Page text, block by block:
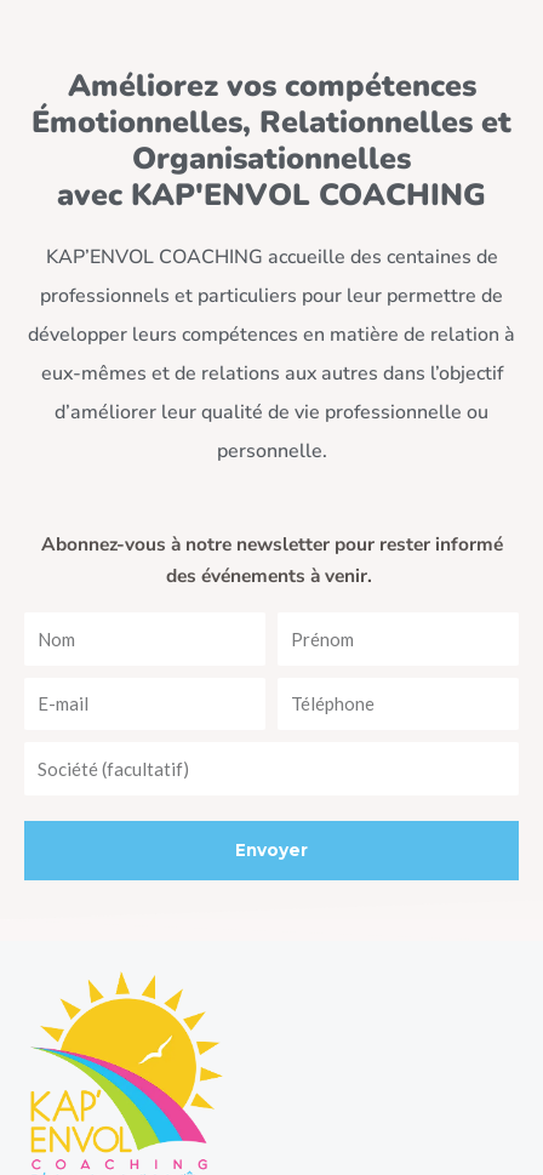
Améliorez vos compétences
Émotionnelles, Relationnelles et
Organisationnelles
avec KAP'ENVOL COACHING
KAP’ENVOL COACHING accueille des centaines de
professionnels et particuliers pour leur permettre de
développer leurs compétences en matière de relation à
eux-mêmes et de relations aux autres dans l’objectif
d’améliorer leur qualité de vie professionnelle ou
personnelle.
Abonnez-vous à notre newsletter pour rester informé
des événements à venir.
Nom Prénom
E-
Téléphone
Société
Envoyer